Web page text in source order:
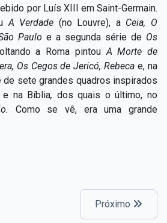
por Luís XIII em Saint-Germain.
A Verdade (no Louvre), a Ceia, O
Paulo e a segunda série de Os
a Roma pintou A Morte de
Os Cegos de Jericó, Rebecae, na
de sete grandes quadros inspirados
e na Bíblia, dos quais o último, no
Como se vê, era uma grande
Próximo